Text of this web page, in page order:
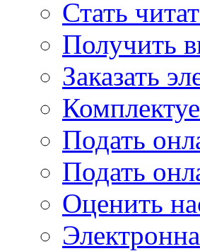
Стать
Получить
Заказать
Подать
Подать
Оценить